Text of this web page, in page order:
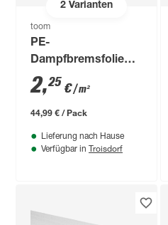
2Varianten
toom
PE-
Dampfbremsfolie
200 g/m² blau 4 x 5
m
2,25 €/ m²
44,99 € / Pack
Lieferung nach Hause
Verfügbar in Troisdorf